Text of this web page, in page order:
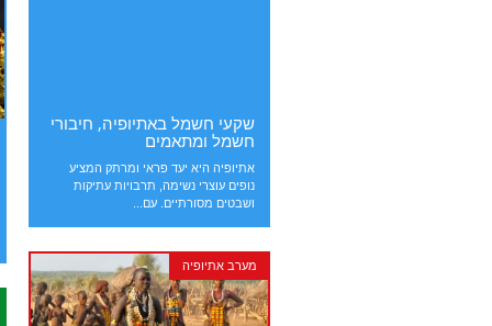
שקעי חשמל באתיופיה, חיבורי
חשמל ומתאמים
אתיופיה היא יעד פראי ומרתק המציע
נופים עוצרי נשימה, תרבויות עתיקות
ושבטים מסורתיים. עם...
מערב אתיופיה